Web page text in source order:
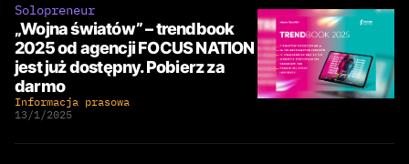
Solopreneur
„Wojna światów” – trendbook
2025 od agencji FOCUS NATION
jest już dostępny. Pobierz za
darmo
Informacja prasowa
13/1/2025